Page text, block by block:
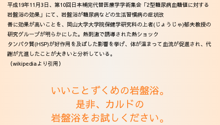
平成19年11月3日、第10回日本補完代替医療学学術集会「2型糖尿病血糖値に対する
岩盤浴の効果」にて、岩盤浴が糖尿病などの生活習慣病の症状改
善に効果が高いことを、岡山大学大学院保健学研究科の上者(じょうじゃ)郁夫教授の
研究グループが明らかにした。熱刺激で誘導された熱ショック
タンパク質(HSP)が好作用を及ぼした影響を挙げ、体が温まって血流が促進され、代
謝が亢進したことが大きいと分析している。
（wikipediaより引用）
いいことずくめの岩盤浴。
是非、カルドの
岩盤浴をお試しください。